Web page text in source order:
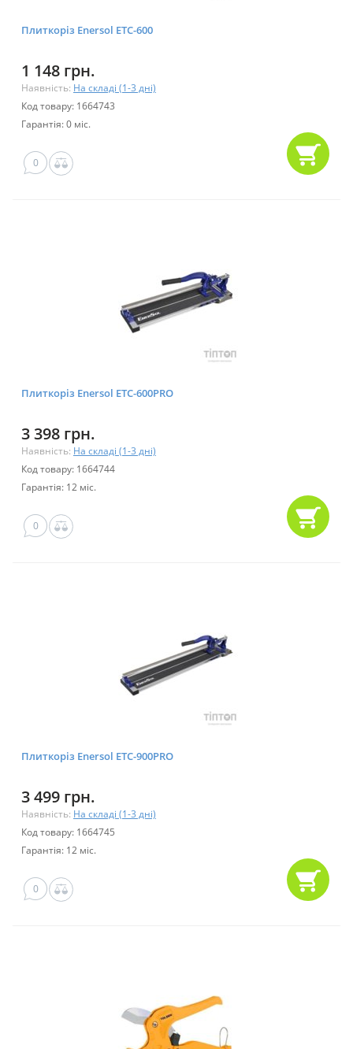
Плиткоріз Enersol ETC-600
1 148 грн.
Наявність: На складі (1-3 дні)
Код товару: 1664743
Гарантія: 0 міс.
0
Плиткоріз Enersol ETC-600PRO
3 398 грн.
Наявність: На складі (1-3 дні)
Код товару: 1664744
Гарантія: 12 міс.
0
Плиткоріз Enersol ETC-900PRO
3 499 грн.
Наявність: На складі (1-3 дні)
Код товару: 1664745
Гарантія: 12 міс.
0